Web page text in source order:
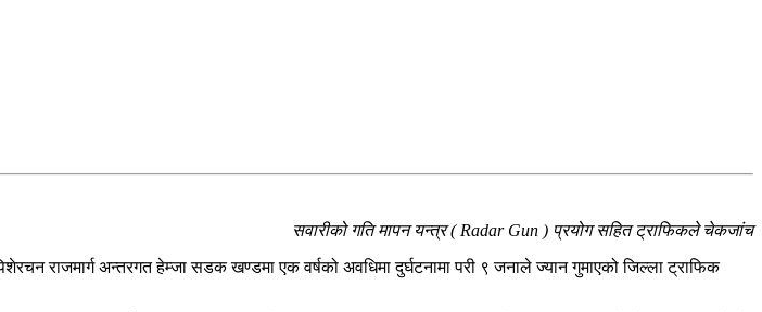
सवारीको गति मापन यन्त्र ( Radar Gun ) प्रयोग सहित ट्राफिकले चेकजांच
राजमार्ग अन्तरगत हेम्जा सडक खण्डमा एक वर्षको अवधिमा दुर्घटनामा परी ९ जनाले ज्यान गुमाएको जिल्ला ट्राफिक